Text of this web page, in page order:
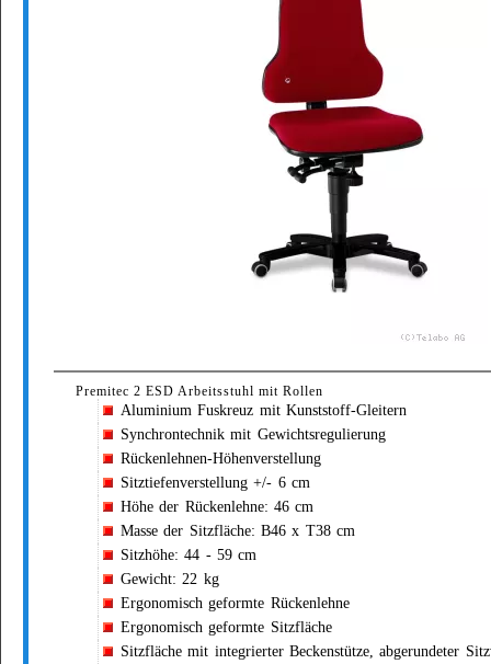
Premitec 2 ESD Arbeitsstuhl mit Rollen
Aluminium Fuskreuz mit Kunststoff-Gleitern
Synchrontechnik mit Gewichtsregulierung
Rückenlehnen-Höhenverstellung
Sitztiefenverstellung +/- 6 cm
Höhe der Rückenlehne: 46 cm
Masse der Sitzfläche: B46 x T38 cm
Sitzhöhe: 44 - 59 cm
Gewicht: 22 kg
Ergonomisch geformte Rückenlehne
Ergonomisch geformte Sitzfläche
Sitzfläche mit integrierter Beckenstütze, abgerundeter